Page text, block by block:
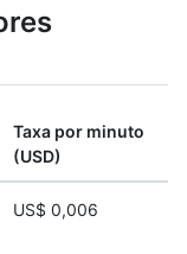
Taxa por minuto
(USD)
US$ 0,006